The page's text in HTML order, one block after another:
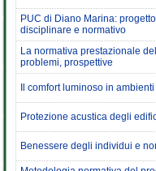
PUC di Diano Marina:
disciplinare e normativo
La normativa prestazionale
problemi, prospettive
Il comfort luminoso in
Protezione acustica degli
Benessere degli individui e